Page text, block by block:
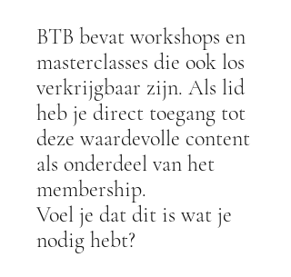
BTB bevat workshops en
masterclasses die ook los
verkrijgbaar zijn. Als lid
heb je direct toegang tot
deze waardevolle content
als onderdeel van het
membership.
Voel je dat dit is wat je
nodig hebt?